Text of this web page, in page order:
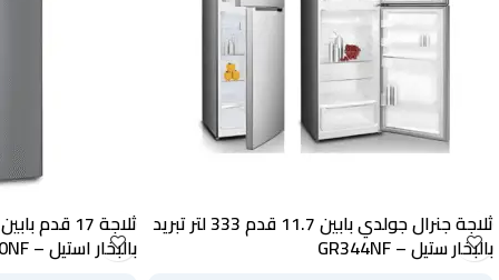
ثلاجة جنرال جولدي بابين 11.7 قدم 333 لتر تبريد
بالبخار ستيل – GR344NF بالبخار استيل – GR490NF